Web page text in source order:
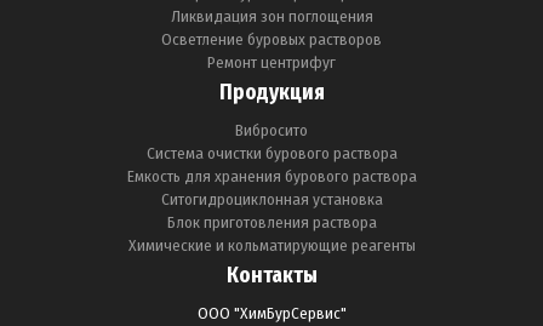
Ликвидация зон поглощения
Осветление буровых растворов
Ремонт центрифуг
Продукция
Вибросито
Система очистки бурового раствора
Емкость для хранения бурового раствора
Ситогидроциклонная установка
Блок приготовления раствора
Химические и кольматирующие реагенты
Контакты
ООО "ХимБурСервис"